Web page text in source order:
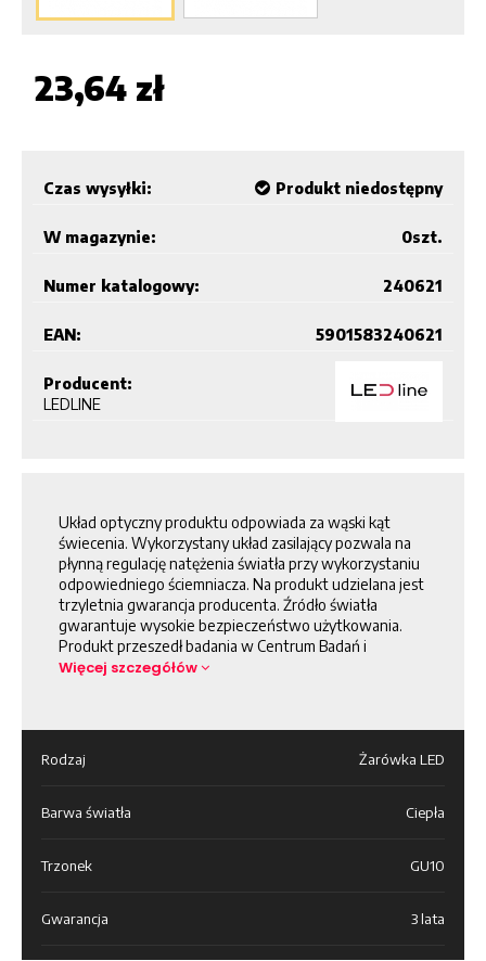
23,64 zł
Czas wysyłki: Produkt niedostępny
W magazynie: szt.
0
Numer katalogowy: 240621
EAN: 5901583240621
Producent:
LEDLINE
Układ optyczny produktu odpowiada za wąski kąt
świecenia. Wykorzystany układ zasilający pozwala na
płynną regulację natężenia światła przy wykorzystaniu
odpowiedniego ściemniacza. Na produkt udzielana jest
trzyletnia gwarancja producenta. Źródło światła
gwarantuje wysokie bezpieczeństwo użytkowania.
Produkt przeszedł badania w Centrum Badań i
Więcej szczegółów
Rodzaj Żarówka LED
Barwa światła Ciepła
Trzonek GU10
Gwarancja 3 lata